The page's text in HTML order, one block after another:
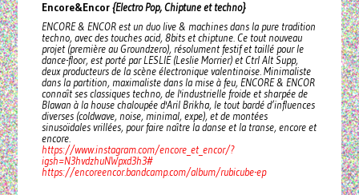
Encore&Encor{Electro Pop, Chiptune et techno}
ENCORE & ENCOR est un duo live & machines dans la pure tradition
techno, avec des touches acid, 8bits et chiptune. Ce tout nouveau
projet (première au Groundzero), résolument festif et taillé pour le
dance-floor, est porté par LESLIE (Leslie Morrier) et Ctrl Alt Supp,
deux producteurs de la scène électronique valentinoise. Minimaliste
dans la partition, maximaliste dans la mise à feu, ENCORE & ENCOR
connaît ses classiques techno, de l'industrielle froide et sharpée de
Blawan à la house chaloupée d'Aril Brikha, le tout bardé d’influences
diverses (coldwave, noise, minimal, expe), et de montées
sinusoïdales vrillées, pour faire naître la danse et la transe, encore et
encore.
https://www.instagram.com/encore_et_encor/?
igsh=N3hvdzhuNWpxd3h3#
https://encoreencor.bandcamp.com/album/rubicube-ep